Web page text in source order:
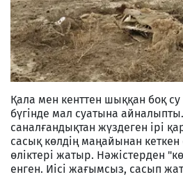
Қала мен кенттен шыққан боқ
бүгінде мал суатына
саналғандықтан жүздеген ірі
сасық көлдің маңайынан
өліктері жатыр. Нәжістерден
енген. Иісі жағымсыз, сасып